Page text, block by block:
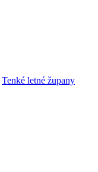
Tenké letné župany